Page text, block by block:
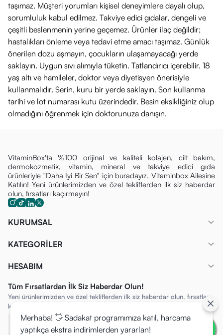
taşımaz. Müşteri yorumları kişisel deneyimlere dayalı olup,
sorumluluk kabul edilmez. Takviye edici gıdalar, dengeli ve
çeşitli beslenmenin yerine geçemez. Ürünler ilaç değildir;
hastalıkları önleme veya tedavi etme amacı taşımaz. Günlük
önerilen dozu aşmayın, çocukların ulaşamayacağı yerde
saklayın. Uygun sıvı alımıyla tüketin. Tatlandırıcı içerebilir. 18
yaş altı ve hamileler, doktor veya diyetisyen önerisiyle
kullanmalıdır. Serin, kuru bir yerde saklayın. Son kullanma
tarihi ve lot numarası kutu üzerindedir. Besin eksikliğiniz olup
olmadığını öğrenmek için doktorunuza danışın.
VitaminBox'ta %100 orijinal ve kaliteli kolajen, cilt bakım,
dermokozmetik, vitamin, mineral ve takviye edici gıda
ürünleriyle "Daha İyi Bir Sen" için buradayız. Vitaminbox Ailesine
Katılın! Yeni ürünlerimizden ve özel tekliflerden ilk siz haberdar
olun, fırsatları kaçırmayın!
KURUMSAL
KATEGORİLER
HESABIM
Tüm Fırsatlardan İlk Siz Haberdar Olun!
Yeni ürünlerimizden ve özel tekliflerden ilk siz haberdar olun, fırsatları
kaçırmayın!
Merhaba! 👋 Sadakat programımıza katıl, harcama
yaptıkça ekstra indirimlerden yararlan!